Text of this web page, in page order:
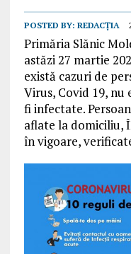
POSTED BY: REDACȚIA
Primăria Slănic
astăzi 27 martie
există cazuri de
Virus, Covid 19, nu
fi infectate.
aflate la domiciliu,
în vigoare,